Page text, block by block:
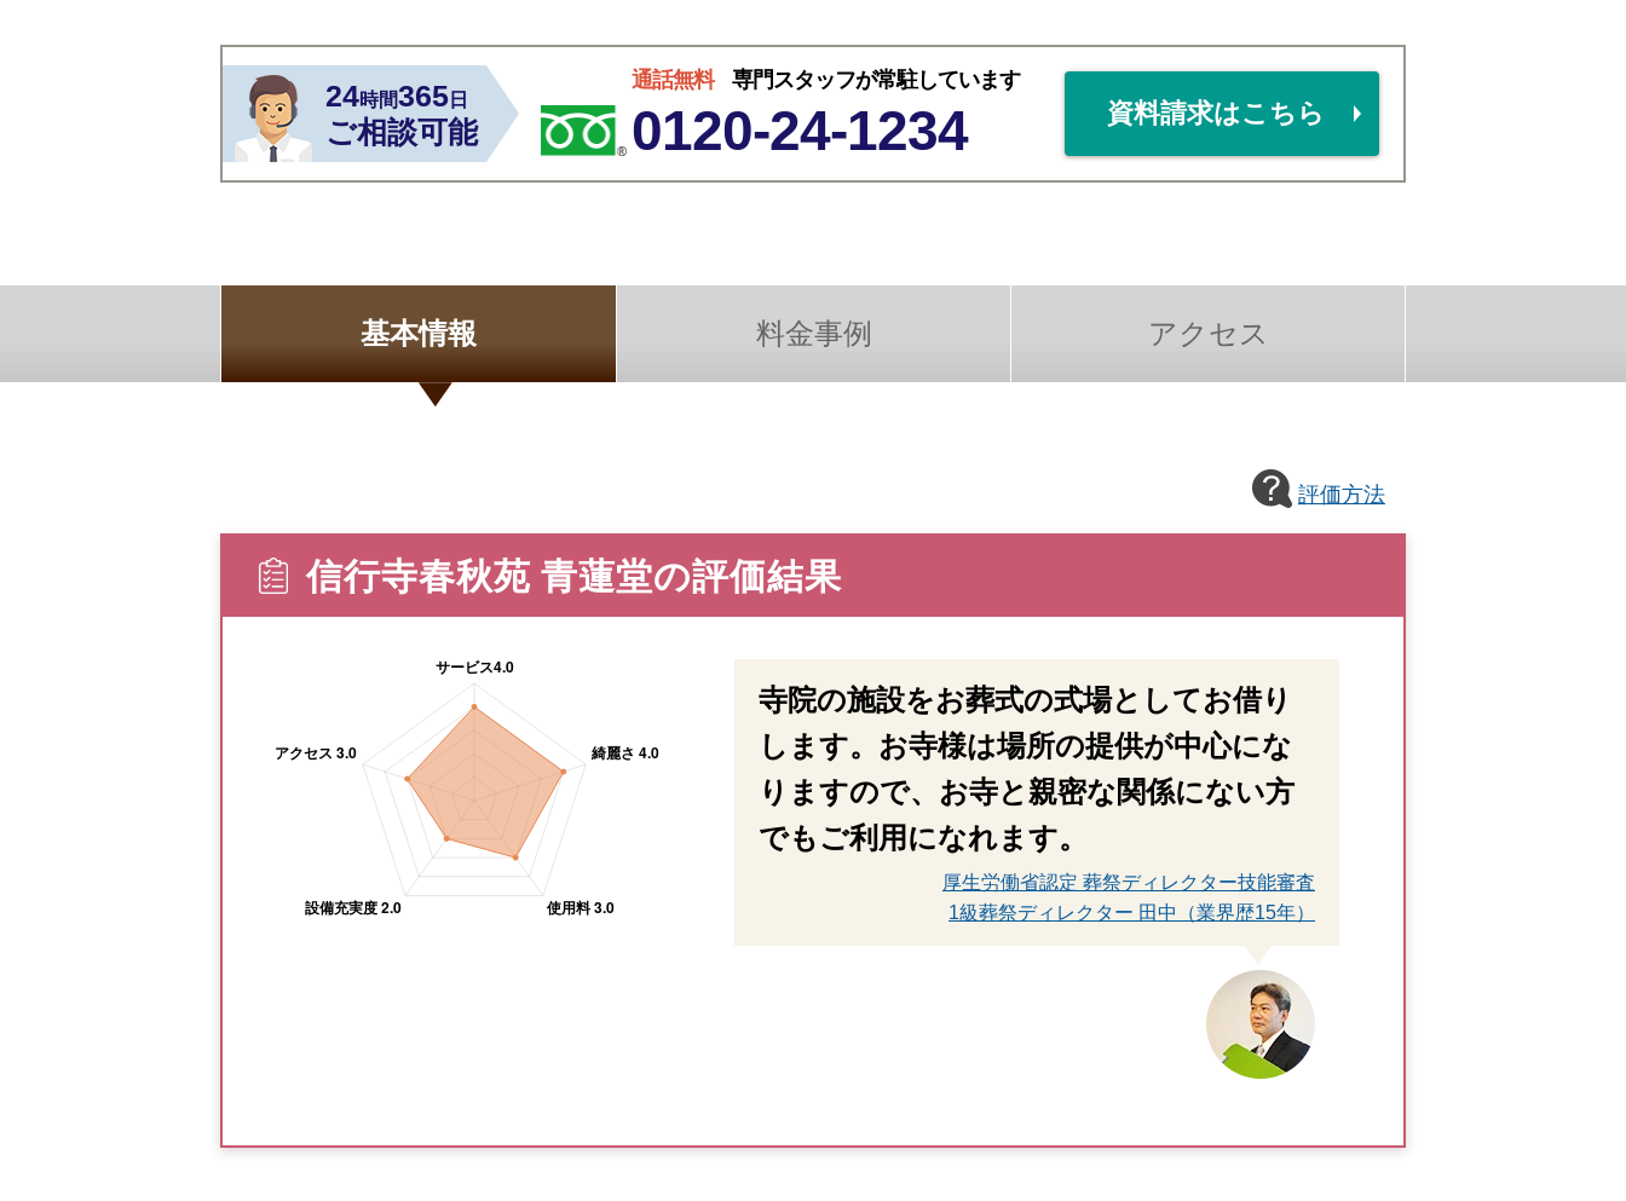
24時間365日
ご相談可能
通話無料 専門スタッフが常駐しています
0120-24-1234 資料請求はこちら
基本情報 料金事例 アクセス
信行寺春秋苑 青蓮堂の評価結果
評価方法
寺院の施設をお葬式の式場としてお借り
します。お寺様は場所の提供が中心にな
りますので、お寺と親密な関係にない方
でもご利用になれます。
厚生労働省認定 葬祭ディレクター技能審査
1級葬祭ディレクター 田中（業界歴15年）